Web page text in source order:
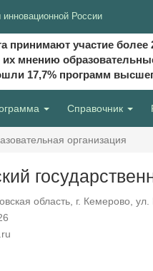
России
принимают участие более
мнению
17,7% программ
Справочник
организация
область, г. Кемерово,